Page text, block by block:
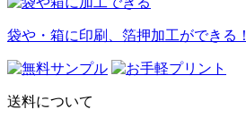
袋や・箱に印刷、箔押加工ができる！
送料について